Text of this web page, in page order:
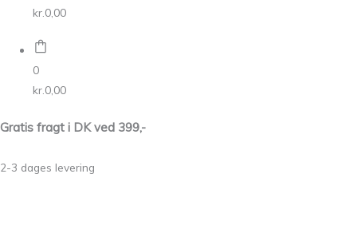
kr. 0,00
0
kr. 0,00
Gratis fragt i DK ved 399,-
2-3 dages levering